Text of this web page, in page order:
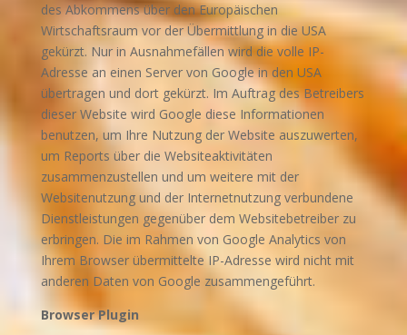
des Abkommens über den Europäischen
Wirtschaftsraum vor der Übermittlung in die USA
gekürzt. Nur in Ausnahmefällen wird die volle IP-
Adresse an einen Server von Google in den USA
übertragen und dort gekürzt. Im Auftrag des Betreibers
dieser Website wird Google diese Informationen
benutzen, um Ihre Nutzung der Website auszuwerten,
um Reports über die Websiteaktivitäten
zusammenzustellen und um weitere mit der
Websitenutzung und der Internetnutzung verbundene
Dienstleistungen gegenüber dem Websitebetreiber zu
erbringen. Die im Rahmen von Google Analytics von
Ihrem Browser übermittelte IP-Adresse wird nicht mit
anderen Daten von Google zusammengeführt.
Browser Plugin